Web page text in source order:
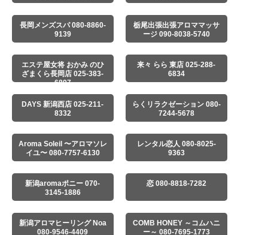
長岡メンズスパ 080-8860-
9139
栃尾出張出張アロママッサ
ージ 090-8038-5740
エステ屋女将 おかみ のひ
ざまくら長岡店 025-383-
6897
来々 らら 東店 025-288-
6834
DAYS 新潟西店 025-211-
8332
らくリラクゼーション 080-
7244-5678
Aroma Soleil 〜アロマソレ
イユ〜 080-7757-6130
レンタル恋人 080-8025-
9363
新潟aromaポニー 070-
3145-1886
恋 080-8818-7282
新潟アロマヒーリング Noa
080-9546-4409
COMB HONEY ～コムハニ
ー～ 080-7695-1773